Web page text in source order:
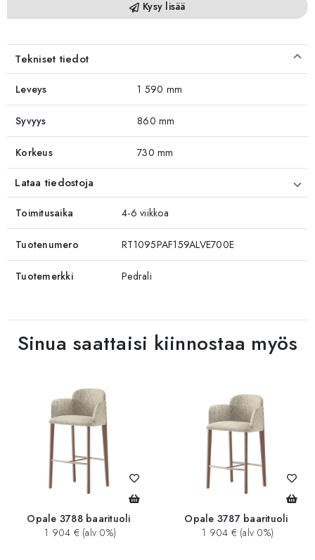
Kysy lisää
Tekniset tiedot
Leveys 1 590 mm
Syvyys 860 mm
Korkeus 730 mm
Lataa tiedostoja
Toimitusaika 4-6 viikkoa
Tuotenumero RT1095PAF159ALVE700E
Tuotemerkki Pedrali
Sinua saattaisi kiinnostaa myös
Opale 3788 baarituoli
1 904 € (alv 0%)
Opale 3787 baarituoli
1 904 € (alv 0%)